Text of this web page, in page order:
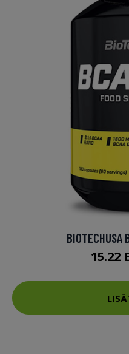
BIOTECHUSA
15.22